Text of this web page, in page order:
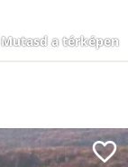
Mutasd a térképen